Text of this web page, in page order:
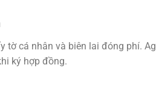
tờ cá nhân và biên lai đóng phí.
ký hợp đồng.